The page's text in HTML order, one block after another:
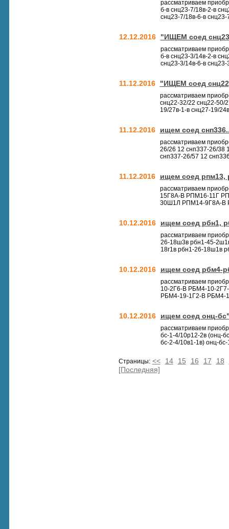
рассматриваем
б-в снц23-7/18в-2-в
снц23-7/18в-6-в
12.12.2016 "ИЩЕМ соед
рассматриваем
б-в снц23-3/14в-2-в
снц23-3/14в-6-в
11.12.2016 "ИЩЕМ соед
рассматриваем
снц22-32/22 снц22-50/
19/27в-1-в снц27-19/
11.12.2016 ищем соед
рассматриваем
26/26 12 снп337-26/38
снп337-26/57 12
11.12.2016 ищем соед рпм13,
рассматриваем
15Г8А-В РПМ16-11Г
30Ш1Л РПМ14-9Г8А-В
10.12.2016 ищем соед рбн1,
рассматриваем
26-18ш3в рбн1-45-
18г1в рбн1-26-18ш1в
10.12.2016 ищем соед рбм4-
рассматриваем
10-2Г6-В РБМ4-10-
РБМ4-19-1Г2-В РБМ4-
10.12.2016 ищем соед онц-
рассматриваем
бс-1-4/10р12-2в (онц-
бс-2-4/10в1-1в) онц-
Страницы: << 14 15 16 17 18
[Последняя]